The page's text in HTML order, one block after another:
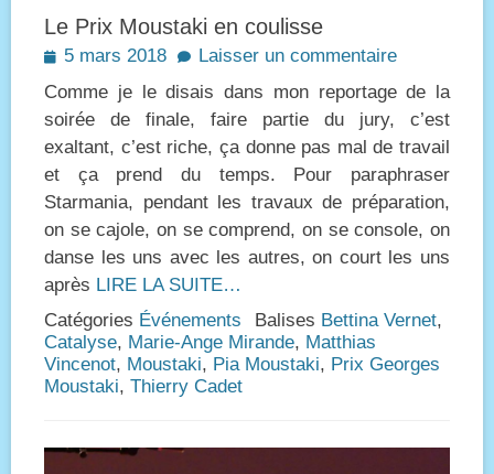
Le Prix Moustaki en coulisse
Posted
5 mars 2018
Laisser un commentaire
Comme je le disais dans mon reportage de la
soirée de finale, faire partie du jury, c’est
exaltant, c’est riche, ça donne pas mal de travail
et ça prend du temps. Pour paraphraser
Starmania, pendant les travaux de préparation,
on se cajole, on se comprend, on se console, on
danse les uns avec les autres, on court les uns
après LIRE LA SUITE…
Catégories Événements Balises Bettina Vernet,
Catalyse, Marie-Ange Mirande, Matthias
Vincenot, Moustaki, Pia Moustaki, Prix Georges
Moustaki, Thierry Cadet